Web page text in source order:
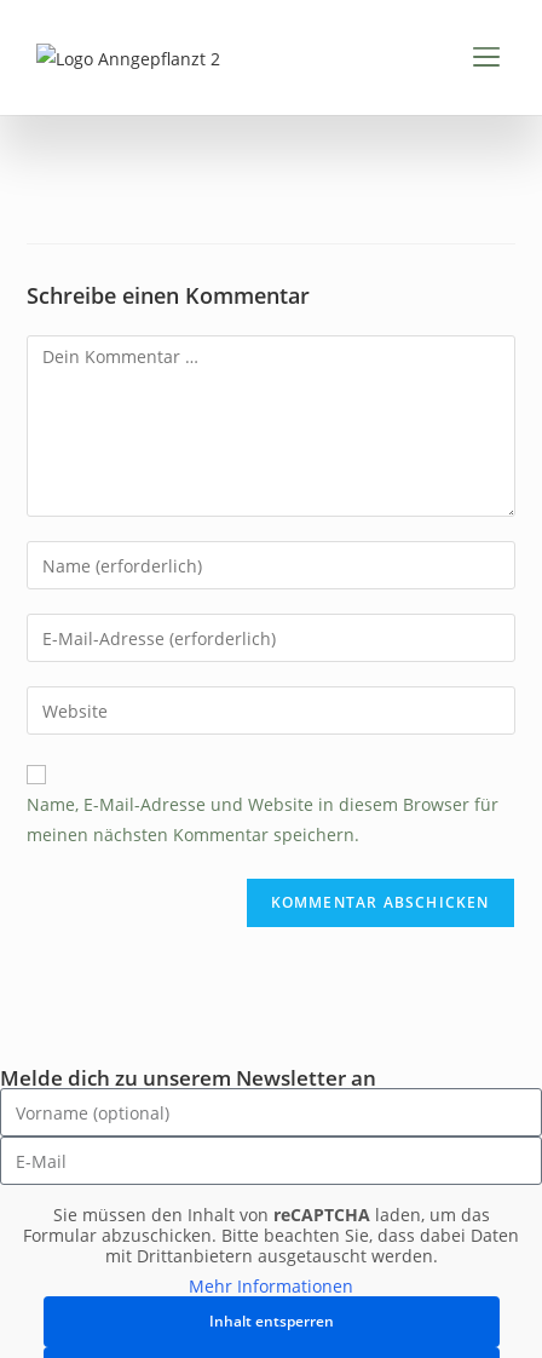
Schreibe einen Kommentar
Name, E-Mail-Adresse und Website in diesem Browser für
meinen nächsten Kommentar speichern.
Melde dich zu unserem Newsletter an
Sie müssen den Inhalt von reCAPTCHAladen, um das
Formular abzuschicken. Bitte beachten Sie, dass dabei Daten
mit Drittanbietern ausgetauscht werden.
Mehr Informationen
Inhalt entsperren